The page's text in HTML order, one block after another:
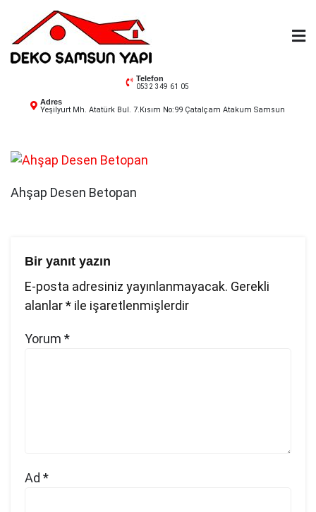
content
Deko Samsun
Telefon
0532 349 61 05
Adres
Yeşilyurt Mh. Atatürk Bul. 7.Kısım No:99 Çatalçam Atakum Samsun
Ahşap Desen Betopan
Bir yanıt yazın
E-posta adresiniz yayınlanmayacak. Gerekli
alanlar* ile işaretlenmişlerdir
Yorum *
Ad *